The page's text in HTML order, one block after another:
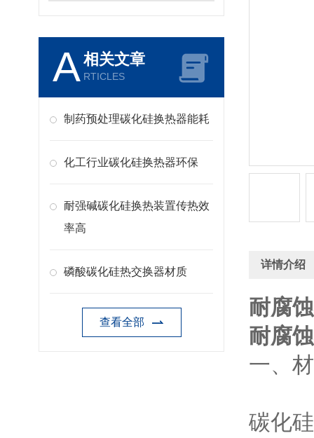
A相关文章
RTICLES
制药预处理碳化硅换热器能耗
化工行业碳化硅换热器环保
耐强碱碳化硅换热装置传热效
率高
磷酸碳化硅热交换器材质
查看全部
详情介绍
耐腐
耐腐
一、
碳化